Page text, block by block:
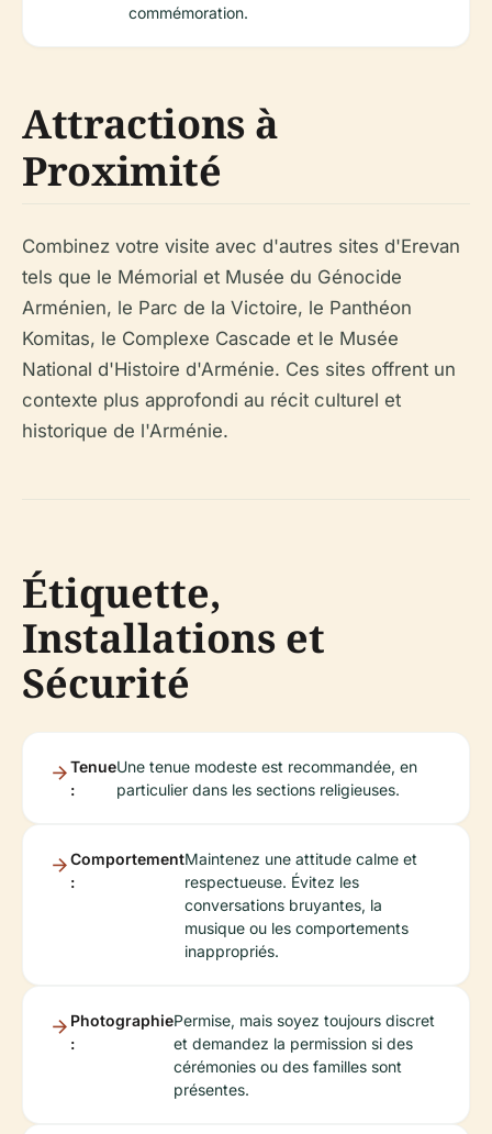
commémoration.
Attractions à
Proximité
Combinez votre visite avec d'autres sites d'Erevan
tels que le Mémorial et Musée du Génocide
Arménien, le Parc de la Victoire, le Panthéon
Komitas, le Complexe Cascade et le Musée
National d'Histoire d'Arménie. Ces sites offrent un
contexte plus approfondi au récit culturel et
historique de l'Arménie.
Étiquette,
Installations et
Sécurité
Tenue
:
Une tenue modeste est recommandée, en
particulier dans les sections religieuses.
Comportement
:
Maintenez une attitude calme et
respectueuse. Évitez les
conversations bruyantes, la
musique ou les comportements
inappropriés.
Photographie
:
Permise, mais soyez toujours discret
et demandez la permission si des
cérémonies ou des familles sont
présentes.